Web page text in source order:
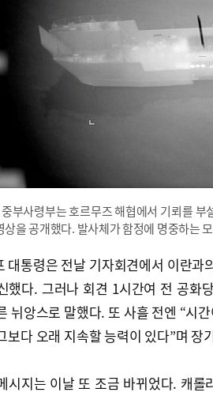
부사령부는 호르무즈 해협에서 기뢰를
상을 공개했다. 발사체가 함정에 명중하는
대통령은 전날 기자회견에서 이란
했다. 그러나 회견 1시간여 전 공화
뉘앙스로 말했다. 또 사흘 전엔 “시
보다 오래 지속할 능력이 있다”며 장
시지는 이날 또 조금 바뀌었다. 캐